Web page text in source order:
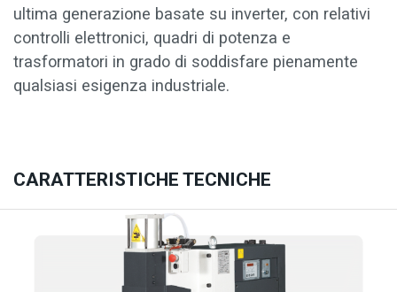
ultima generazione basate su inverter, con relativi
controlli elettronici, quadri di potenza e
trasformatori in grado di soddisfare pienamente
qualsiasi esigenza industriale.
CARATTERISTICHE TECNICHE